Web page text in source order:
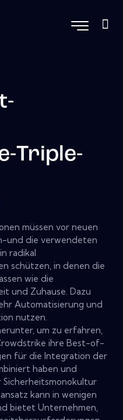
Triple-
müssen vor neuen
und die verwendeten
radikal
schützen, in denen die
wie die
und Zuhause. Dazu
Automatisierung und
nutzen.
um zu erfahren,
ihre Best-of-
für die Integration der
haben und
Sicherheitsmonokultur
kann in wenigen
bietet Unternehmen,